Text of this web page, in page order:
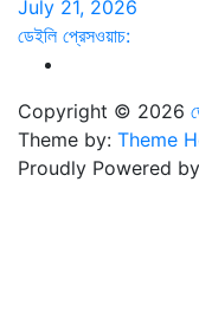
July 21, 2026
ডেইলি প্রেসওয়াচ:
Copyright © 2026
Theme by: Theme
Proudly Powered